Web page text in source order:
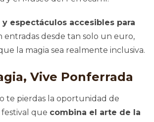
y espectáculos accesibles para
entradas desde tan solo un euro,
la magia sea realmente inclusiva.
Vive Ponferrada
te pierdas la oportunidad de
que combina el arte de la